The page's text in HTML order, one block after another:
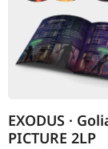
EXODUS ·
PICTURE 2LP